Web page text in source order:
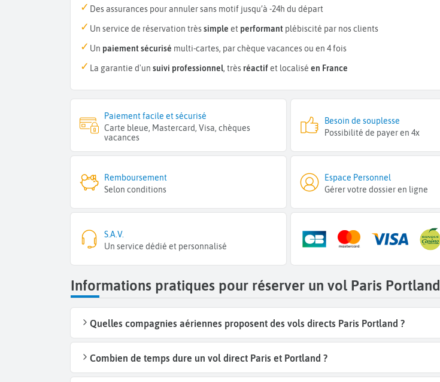
Des assurances pour annuler sans motif jusqu’à -24h du départ
Un service de réservation trèssimple et performant plébiscité par nos clients
Un paiement sécurisé multi-cartes, par chèque vacances ou en 4 fois
La garantie d'un suivi professionnel, très réactifet localisé en France
Paiement facile et sécurisé
Carte bleue, Mastercard, Visa, chèques
vacances
Besoin de souplesse
Possibilité de payer en 4x
Remboursement
Selon conditions
Espace Personnel
Gérer votre dossier en ligne
S.A.V.
Un service dédié et personnalisé
Informations pratiques pour réserver un vol Paris Portland
Quelles compagnies aériennes proposent des vols directs Paris Portland ?
Combien de temps dure un vol direct Paris et Portland ?